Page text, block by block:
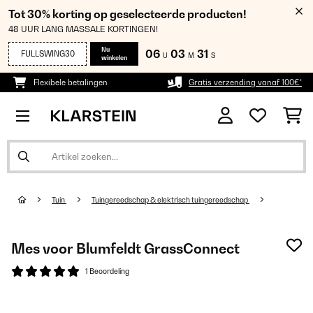
Tot 30% korting op geselecteerde producten!
48 UUR LANG MASSALE KORTINGEN!
FULLSWING30
Nu
winkelen
06 U 03 M 30 S
Flexibele betalingen Gratis verzending vanaf 100€*
Tuin Tuingereedschap & elektrisch tuingereedschap
Mes voor Blumfeldt GrassConnect
1 Beoordeling